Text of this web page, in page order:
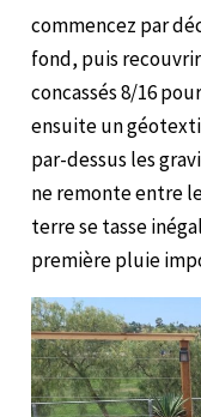
commencez par
fond, puis
concassés 8/16
ensuite un
par-dessus les
ne remonte entre
terre se tasse
première pluie